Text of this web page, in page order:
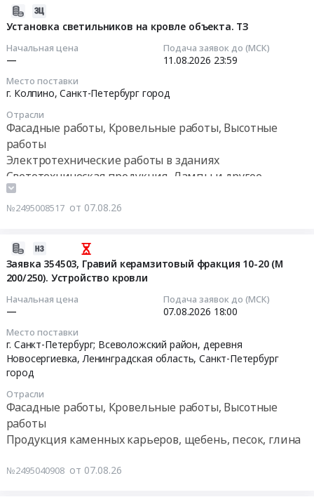
Установка светильников на кровле объекта. ТЗ
Начальная цена
—
Подача заявок до (МСК)
11.08.2026 23:59
Место поставки
г. Колпино,Санкт-Петербург город
Отрасли
Фасадные работы, Кровельные работы, Высотные
работы
Электротехнические работы в зданиях
Светотехническая продукция, Лампы и другое
осветительное оборудование
№2495008517 от 07.08.26
Заявка 354503, Гравий керамзитовый фракция 10-20 (М
200/250). Устройство кровли
Начальная цена
—
Подача заявок до (МСК)
07.08.2026 18:00
Место поставки
г. Санкт-Петербург; Всеволожский район, деревня
Новосергиевка,Ленинградская область,Санкт-Петербург
город
Отрасли
Фасадные работы, Кровельные работы, Высотные
работы
Продукция каменных карьеров, щебень, песок, глина
№2495040908 от 07.08.26